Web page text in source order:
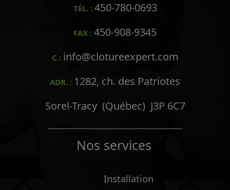
TÉL. : 450-780-0693
FAX : 450-908-9345
C.: info@clotureexpert.com
ADR. : 1282, ch. des Patriotes
Sorel-Tracy (Québec) J3P 6C7
Nos services
Installation